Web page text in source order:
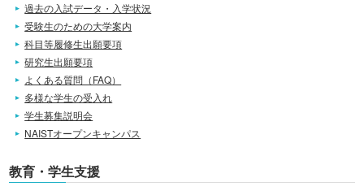
過去の入試データ・入学状況
受験生のための大学案内
科目等履修生出願要項
研究生出願要項
よくある質問（FAQ）
多様な学生の受入れ
学生募集説明会
NAISTオープンキャンパス
教育・学生支援